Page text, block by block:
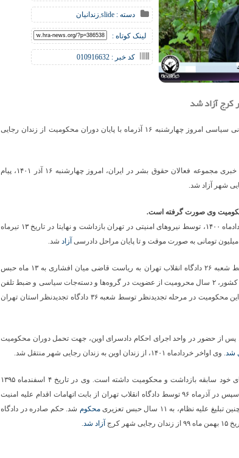
دسته : slide
,زندانیان
لینک کوتاه :
کد خبر : 010916632
کرج آزاد شد
خبرگزاری هرانا – پیام شکیبا، زندانی سیاسی امروز چهارشنبه ۱۶ آذرماه با پایان دوران محکومیت از زندان رجایی
به گزارش خبرگزاری هرانا، ارگان خبری مجموعه فعالان حقوق بشر در ایران، امروز چهارشنبه ۱۶ آذر ۱۴۰۱، پیام
شهر آزاد شد.
محکومیت وی صورت گرفته است.
این زندانی سیاسی در تاریخ ۲۴ خردادماه ۱۴۰۰، توسط نیروهای امنیتی در تهران بازداشت و نهایتا در تاریخ ۱۳ تیرماه
آزاد شد.
آقای شکیبا شهریورماه ۱۴۰۰، توسط شعبه ۲۶ دادگاه انقلاب تهران به ریاست قاضی میان افشاری به ۱۳ ماه حبس
تعزیری، ۲ سال ممنوعیت خروج از کشور، ۲ سال محرومیت از عضویت در گروه‌ها و دسته‌جات سیاسی و ضبط تلفن
شده بود. این محکومیت در مرحله تجدیدنظر توسط شعبه ۳۶ دادگاه تجدیدنظر استان تهران
شکیبا در تاریخ ۱۳ دیماه ۱۴۰۰، پس از حضور در واحد اجرای احکام دادسرای اوین، جهت تحمل دوران محکومیت
شد. وی اواخر خردادماه ۱۴۰۱، از زندان اوین به زندان رجایی شهر منتقل شد.
وی پیش از این نیز بابت فعالیت‌های خود سابقه بازداشت و محکومیت داشته است. وی در تاریخ ۴ اسفندماه ۱۳۹۵
توسط نیروهای امنیتی بازداشت و سپس در آذرماه ۹۶ توسط دادگاه انقلاب تهران از بابت اتهامات اقدام علیه امنیت
نظام، به ۱۱ سال حبس تعزیری
محکوم شد. حکم صادره در دادگاه
۹۹ از زندان رجایی شهر کرج آزاد شد.